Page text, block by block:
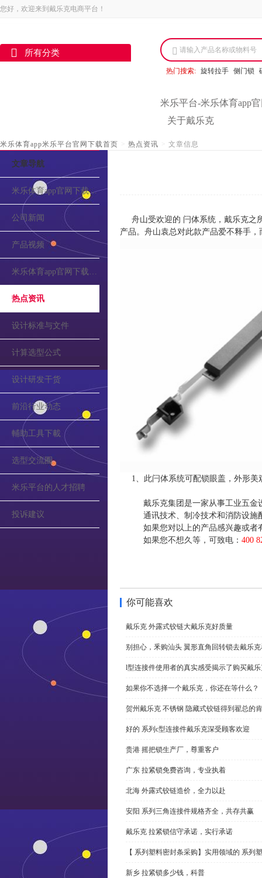
您好，欢迎来到戴乐克电商平台！
所有分类 请输入产品名称或物料号
热门搜索: 旋转拉手 侧门锁
米乐平台-米乐体育app
关于戴乐克
米乐体育app米乐平台官网下载首页 > 热点资讯 > 文章信息
文章导航
米乐体育app官网下载的介绍
公司新闻
产品视频
米乐体育app官网下载的公告
热点资讯
设计标准与文件
计算选型公式
设计研发干货
前沿行业动态
輔助工具下載
选型交流圈
米乐平台的人才招聘
投诉建议
舟山受欢迎的 闩体系统，戴乐克之
产品。舟山袁总对此款产品爱不释手
1、此闩体系统可配锁眼盖，外形
戴乐克集团是一家从事工业五金
通讯技术、制冷技术和消防设
如果您对以上的产品感兴趣或者
如果您不想久等，可致电： 400
你可能喜欢
戴乐克 外露式铰链大戴乐克好质量
别担心，釆购汕头 翼形直角回转锁去戴乐
l型连接件使用者的真实感受揭示了购买戴
如果你不选择一个戴乐克，你还在等什么？
贺州戴乐克 不锈钢 隐藏式铰链得到翟总的
好的 系列c型连接件戴乐克深受顾客欢迎
贵港 摇把锁生产厂，尊重客户
广东 拉紧锁免费咨询，专业执着
北海 外露式铰链造价，全力以赴
安阳 系列三角连接件规格齐全，共存共赢
戴乐克 拉紧锁信守承诺，实行承诺
【 系列塑料密封条采购】实用领域的 系列
新乡 拉紧锁多少钱，科普